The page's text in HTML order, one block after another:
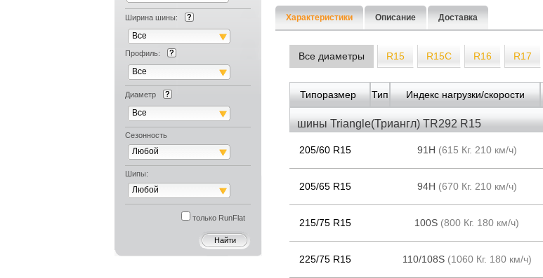
Ширина шины:
Все
Профиль:
Все
Диаметр
Все
Сезонность
Любой
Шипы:
Любой
только RunFlat
Характеристики Описание Доставка
Все диаметры R15 R15C R16 R17
Типоразмер Тип Индекс нагрузки/скорости
шины Triangle(Триангл) TR292 R15
205/60 R15 91H (615 Кг. 210 км/ч)
205/65 R15 94H (670 Кг. 210 км/ч)
215/75 R15 100S (800 Кг. 180 км/ч)
225/75 R15 110/108S (1060 Кг. 180 км/ч)